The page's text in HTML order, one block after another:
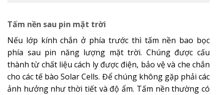
Tấm nền sau pin mặt trời
Nếu lớp kính chắn ở phía trước thì tấm nền bao bọc
phía sau pin năng lượng mặt trời. Chúng được cấu
thành từ chất liệu cách ly được điện, bảo vệ và che chắn
cho các tế bào Solar Cells. Để chúng không gặp phải các
ảnh hưởng như thời tiết và độ ẩm. Tấm nền thường có